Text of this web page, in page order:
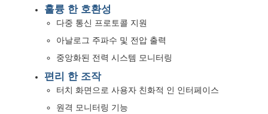
회사 소개
훌륭 한 호환성
다중 통신 프로토콜 지원
아날로그 주파수 및 전압 출력
중앙화된 전력 시스템 모니터링
편리 한 조작
터치 화면으로 사용자 친화적 인 인터페이스
원격 모니터링 기능